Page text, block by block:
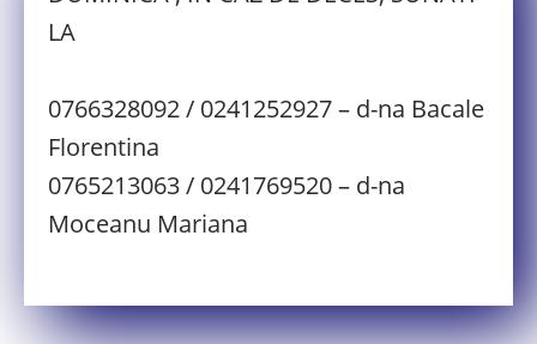
LA
0766328092 / 0241252927 – d-na Bacale
Florentina
0765213063 / 0241769520 – d-na
Moceanu Mariana